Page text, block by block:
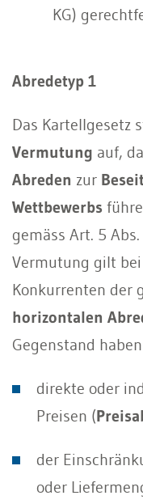
KG)
Abredetyp 1
Das Kartellgesetz
Vermutung auf,
Abreden zur
Wettbewerbs
gemäss Art. 5
Vermutung gilt
Konkurrenten der
horizontalen
Gegenstand
direkte oder
Preisen (
der
oder